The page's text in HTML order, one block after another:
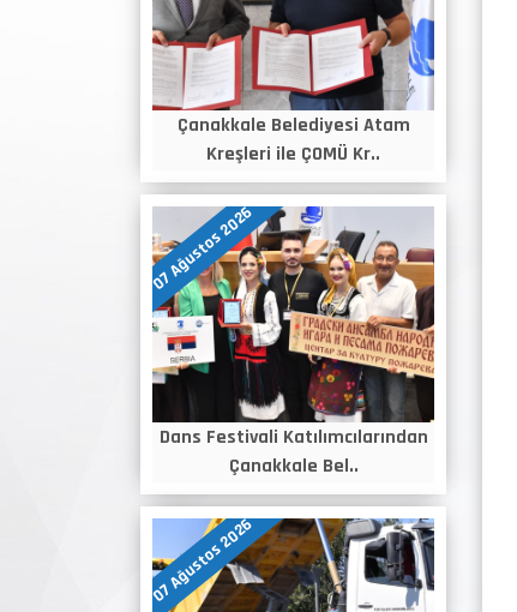
Çanakkale Belediyesi Atam
Kreşleri ile ÇOMÜ Kr..
07 Ağustos 2026
Dans Festivali Katılımcılarından
Çanakkale Bel..
07 Ağustos 2026